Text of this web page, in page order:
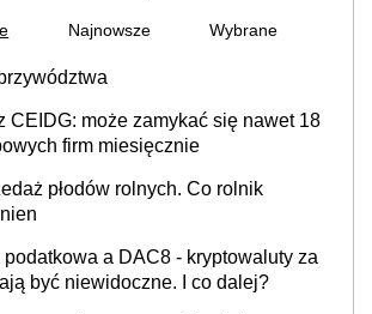
Najnowsze Wybrane
CEIDG: może zamykać się nawet 18
firm miesięcznie
płodów rolnych. Co rolnik
a DAC8 - kryptowaluty za
być niewidoczne. I co dalej?